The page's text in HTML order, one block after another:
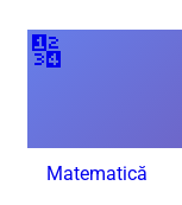
🔢
Matematică